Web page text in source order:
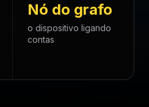
Nó do grafo
o dispositivo ligando
contas